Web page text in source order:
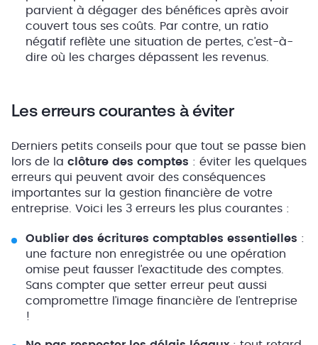
parvient à dégager des bénéfices après avoir
couvert tous ses coûts. Par contre, un ratio
négatif reflète une situation de pertes, c’est-à-
dire où les charges dépassent les revenus.
Les erreurs courantes à éviter
Derniers petits conseils pour que tout se passe bien
lors de la clôture des comptes : éviter les quelques
erreurs qui peuvent avoir des conséquences
importantes sur la gestion financière de votre
entreprise. Voici les 3 erreurs les plus courantes :
Oublier des écritures comptables essentielles :
une facture non enregistrée ou une opération
omise peut fausser l’exactitude des comptes.
Sans compter que setter erreur peut aussi
compromettre l’image financière de l’entreprise
!